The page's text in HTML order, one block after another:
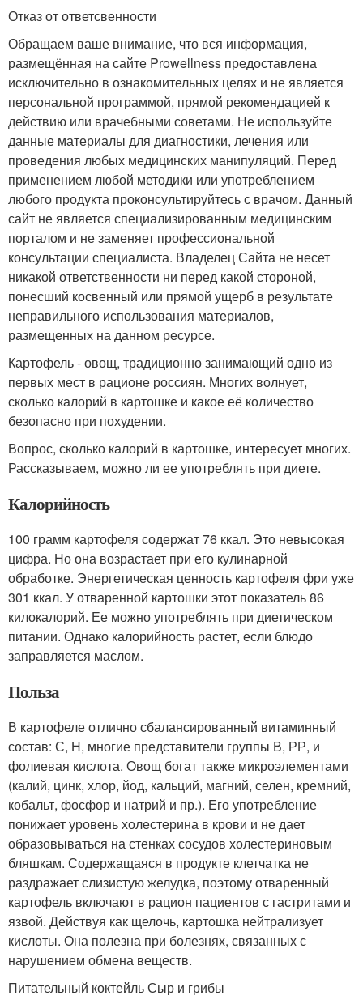
Отказ от ответсвенности
Обращаем ваше внимание, что вся информация,
размещённая на сайте Prowellness предоставлена
исключительно в ознакомительных целях и не является
персональной программой, прямой рекомендацией к
действию или врачебными советами. Не используйте
данные материалы для диагностики, лечения или
проведения любых медицинских манипуляций. Перед
применением любой методики или употреблением
любого продукта проконсультируйтесь с врачом. Данный
сайт не является специализированным медицинским
порталом и не заменяет профессиональной
консультации специалиста. Владелец Сайта не несет
никакой ответственности ни перед какой стороной,
понесший косвенный или прямой ущерб в результате
неправильного использования материалов,
размещенных на данном ресурсе.
Картофель - овощ, традиционно занимающий одно из
первых мест в рационе россиян. Многих волнует,
сколько калорий в картошке и какое её количество
безопасно при похудении.
Вопрос, сколько калорий в картошке, интересует многих.
Рассказываем, можно ли ее употреблять при диете.
Калорийность
100 грамм картофеля содержат 76 ккал. Это невысокая
цифра. Но она возрастает при его кулинарной
обработке. Энергетическая ценность картофеля фри уже
301 ккал. У отваренной картошки этот показатель 86
килокалорий. Ее можно употреблять при диетическом
питании. Однако калорийность растет, если блюдо
заправляется маслом.
Польза
В картофеле отлично сбалансированный витаминный
состав: С, Н, многие представители группы В, РР, и
фолиевая кислота. Овощ богат также микроэлементами
(калий, цинк, хлор, йод, кальций, магний, селен, кремний,
кобальт, фосфор и натрий и пр.). Его употребление
понижает уровень холестерина в крови и не дает
образовываться на стенках сосудов холестериновым
бляшкам. Содержащаяся в продукте клетчатка не
раздражает слизистую желудка, поэтому отваренный
картофель включают в рацион пациентов с гастритами и
язвой. Действуя как щелочь, картошка нейтрализует
кислоты. Она полезна при болезнях, связанных с
нарушением обмена веществ.
Питательный коктейль Сыр и грибы